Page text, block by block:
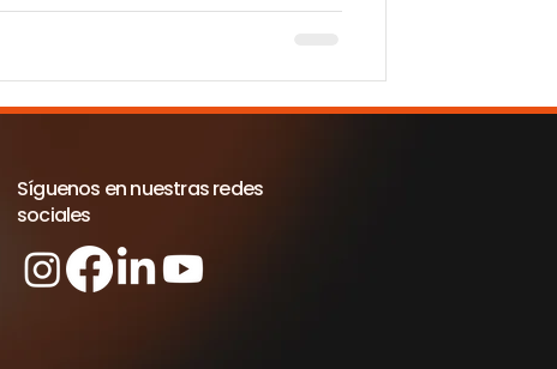
Síguenos en nuestras redes
sociales